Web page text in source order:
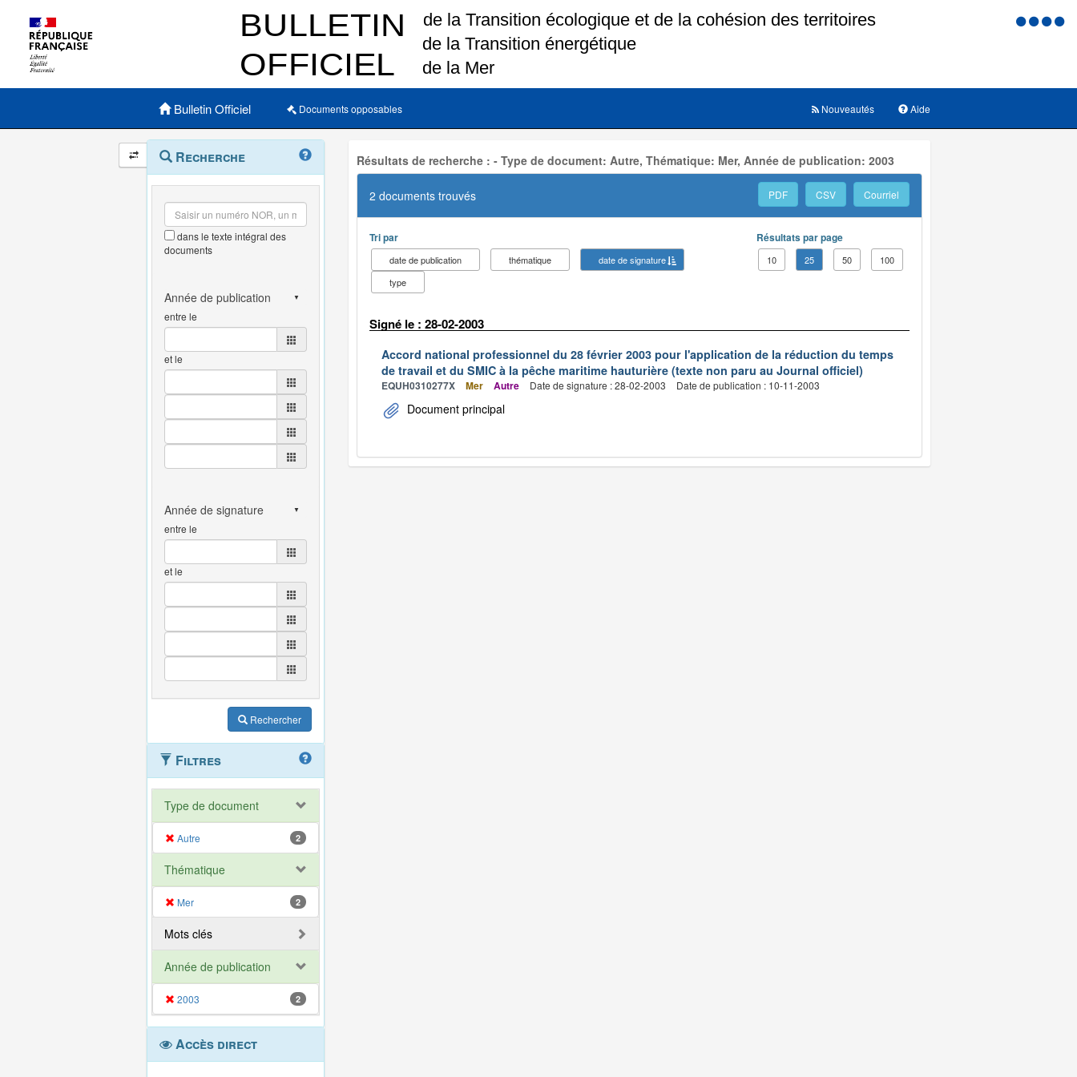
Menu
Menu principal
Bulletin Officiel Documents opposables Aide
Nouveautés
Navigation
et
outils
annexes
Menu
contextuel
Recherche
dans le texte intégral des
documents
entre le
et le
entre le
et le
Rechercher
Filtres
Type de document
Autre 2
Thématique
Mer 2
Mots clés
Année de publication
2003 2
Accès direct
Résultats de recherche : - Type de document: Autre, Thématique: Mer, Année de publication: 2003
2 documents trouvés PDF CSV Courriel
Tri par
date de publication thématique
date de signature
type
Résultats par page
10 25 50 100
Signé le : 28-02-2003
Accord national professionnel du 28 février 2003 pour l'application de la réduction du temps
de travail et du SMIC à la pêche maritime hauturière (texte non paru au Journal officiel)
EQUH0310277X Mer Autre Date de signature : 28-02-2003 Date de publication : 10-11-2003
Document principal